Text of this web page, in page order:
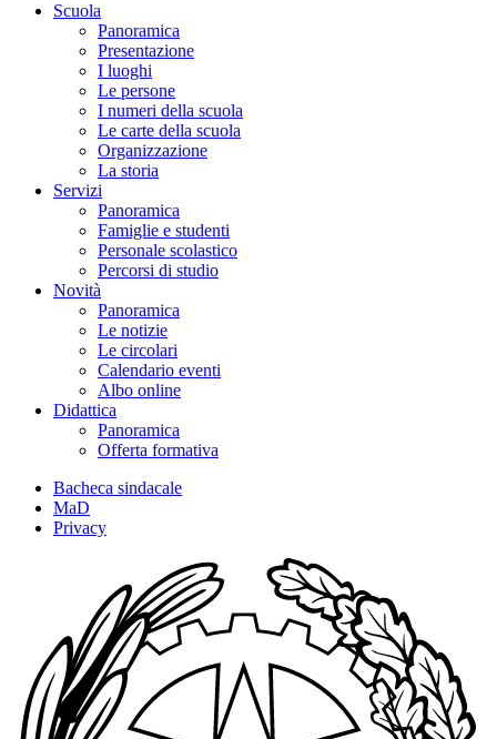
Scuola
Panoramica
Presentazione
I luoghi
Le persone
I numeri della scuola
Le carte della scuola
Organizzazione
La storia
Servizi
Panoramica
Famiglie e studenti
Personale scolastico
Percorsi di studio
Novità
Panoramica
Le notizie
Le circolari
Calendario eventi
Albo online
Didattica
Panoramica
Offerta formativa
Bacheca sindacale
MaD
Privacy